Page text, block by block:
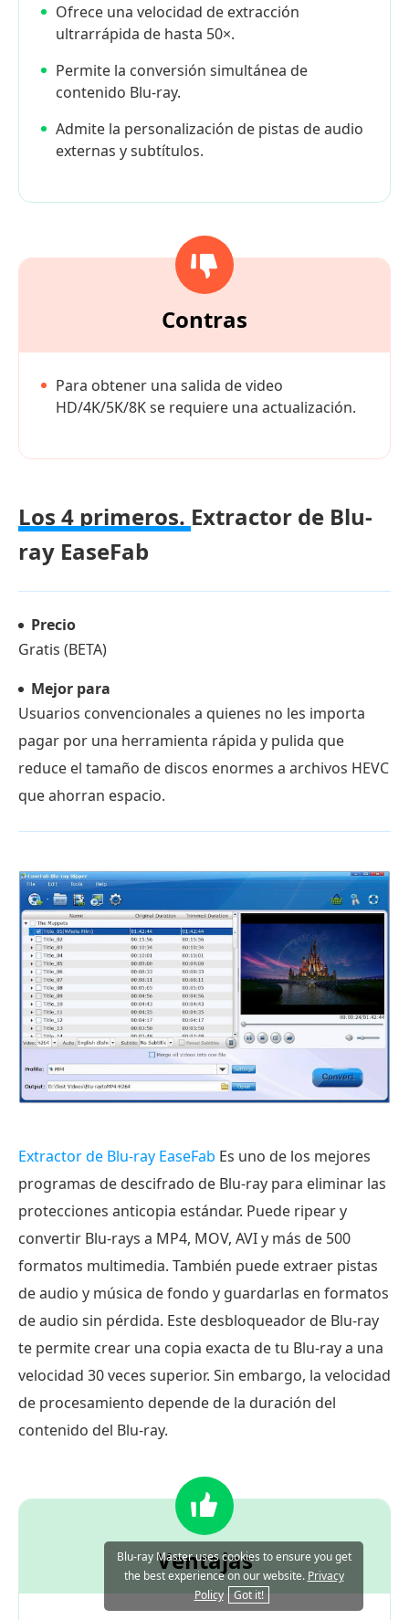
Ofrece una velocidad de extracción
ultrarrápida de hasta 50×.
Permite la conversión simultánea de
contenido Blu-ray.
Admite la personalización de pistas de audio
externas y subtítulos.
Contras
Para obtener una salida de video
HD/4K/5K/8K se requiere una actualización.
Los 4 primeros. Extractor de Blu-
ray EaseFab
Precio
Gratis (BETA)
Mejor para
Usuarios convencionales a quienes no les importa
pagar por una herramienta rápida y pulida que
reduce el tamaño de discos enormes a archivos HEVC
que ahorran espacio.
Extractor de Blu-ray EaseFab Es uno de los mejores
programas de descifrado de Blu-ray para eliminar las
protecciones anticopia estándar. Puede ripear y
convertir Blu-rays a MP4, MOV, AVI y más de 500
formatos multimedia. También puede extraer pistas
de audio y música de fondo y guardarlas en formatos
de audio sin pérdida. Este desbloqueador de Blu-ray
te permite crear una copia exacta de tu Blu-ray a una
velocidad 30 veces superior. Sin embargo, la velocidad
de procesamiento depende de la duración del
contenido del Blu-ray.
Ventajas
Blu-ray Master uses cookies to ensure you get
the best experience on our website. Privacy
Policy
Got it!